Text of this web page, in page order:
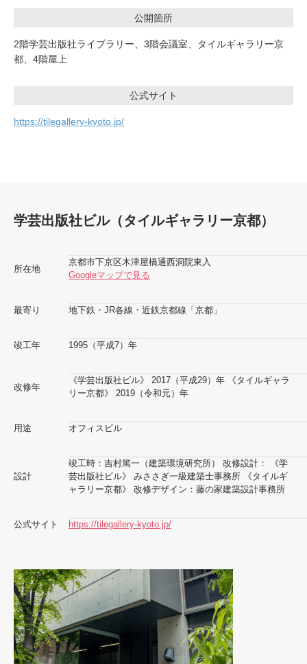
公開箇所
2階学芸出版社ライブラリー、3階会議室、タイルギャラリー京
都、4階屋上
公式サイト
https://tilegallery-kyoto.jp/
学芸出版社ビル（タイルギャラリー京都）
所在地
京都市下京区木津屋橋通西洞院東入
Googleマップで見る
最寄り 地下鉄・JR各線・近鉄京都線「京都」
竣工年 1995（平成7）年
改修年
《学芸出版社ビル》 2017（平成29）年 《タイルギャラ
リー京都》 2019（令和元）年
用途 オフィスビル
設計
竣工時：吉村篤一（建築環境研究所） 改修設計： 《学
芸出版社ビル》 みささぎ一級建築士事務所 《タイルギ
ャラリー京都》 改修デザイン：藤の家建築設計事務所
公式サイト https://tilegallery-kyoto.jp/